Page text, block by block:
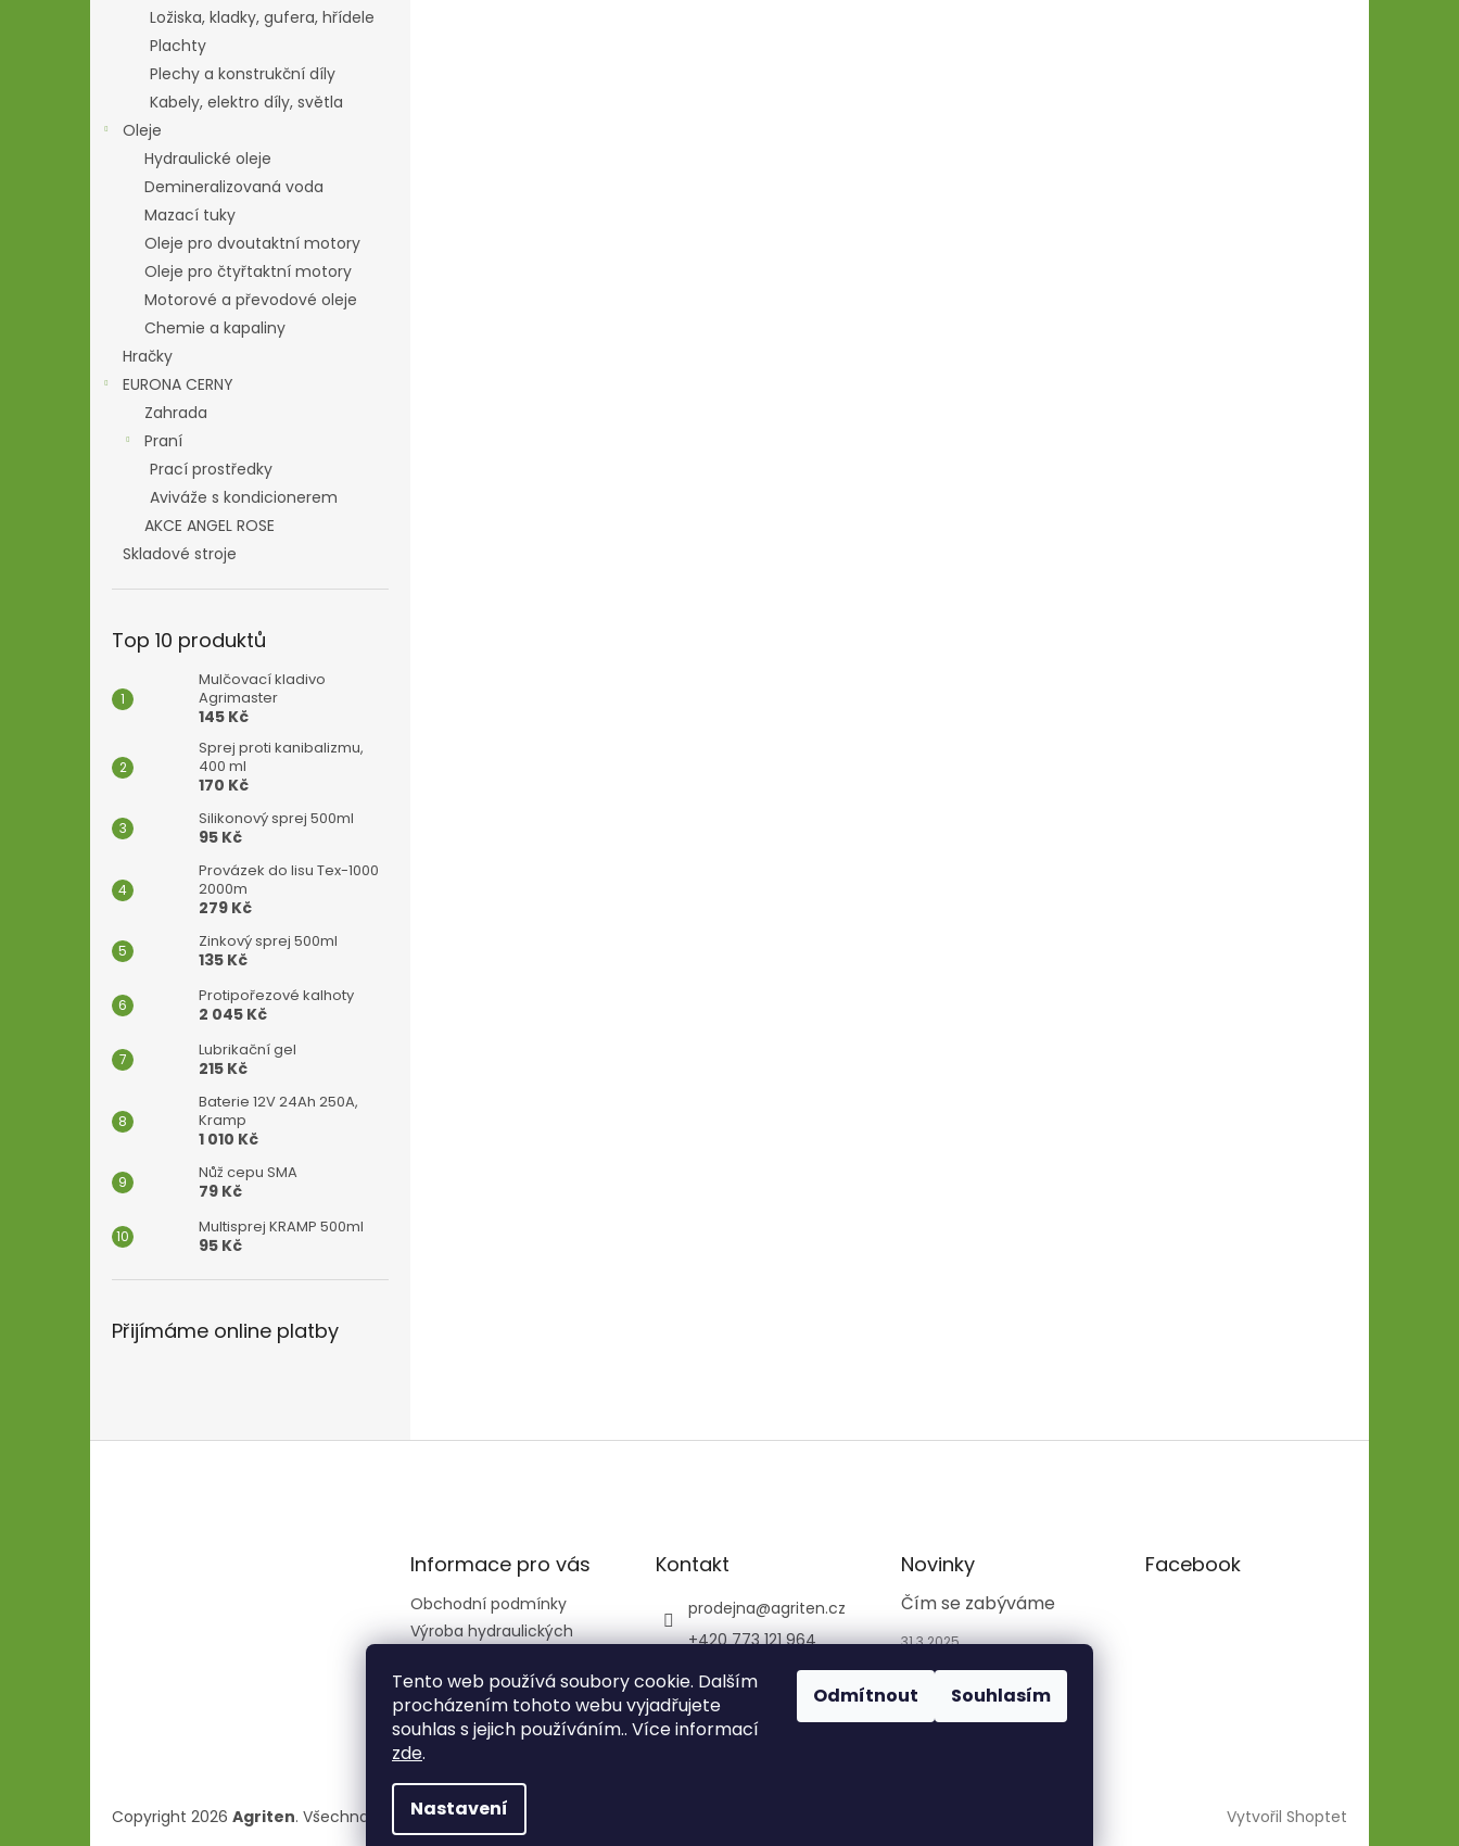
Tento web používá soubory cookie. Dalším
procházením tohoto webu vyjadřujete
souhlas s jejich používáním.. Více informací
zde.
Nastavení
Odmítnout Souhlasím
Ložiska, kladky, gufera, hřídele
Plachty
Plechy a konstrukční díly
Kabely, elektro díly, světla
Oleje
Hydraulické oleje
Demineralizovaná voda
Mazací tuky
Oleje pro dvoutaktní motory
Oleje pro čtyřtaktní motory
Motorové a převodové oleje
Chemie a kapaliny
Hračky
EURONA CERNY
Zahrada
Praní
Prací prostředky
Aviváže s kondicionerem
AKCE ANGEL ROSE
Skladové stroje
Top 10 produktů
Mulčovací kladivo
Agrimaster
145 Kč
Sprej proti kanibalizmu,
400 ml
170 Kč
Silikonový sprej 500ml
95 Kč
Provázek do lisu Tex-1000
2000m
279 Kč
Zinkový sprej 500ml
135 Kč
Protipořezové kalhoty
2 045 Kč
Lubrikační gel
215 Kč
Baterie 12V 24Ah 250A,
Kramp
1 010 Kč
Nůž cepu SMA
79 Kč
Multisprej KRAMP 500ml
95 Kč
Přijímáme online platby
Informace pro vás
Obchodní podmínky
Výroba hydraulických
Kontakt
prodejna@agriten.cz
+420 773 121 964
+420 773 121 964
agriten_prodejna_tru
tnov_
Novinky
Čím se zabýváme
31.3.2025
Facebook
Vytvořil Shoptet
Copyright 2026 Agriten. Všechna práva vyhrazena.